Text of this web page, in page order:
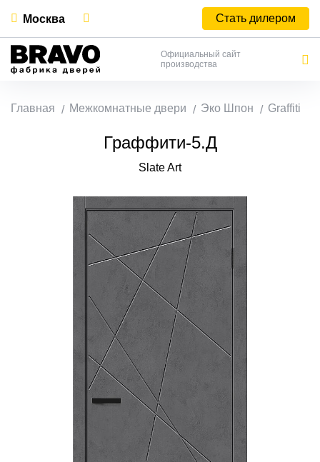
Москва Стать дилером
Официальный сайт
производства
Главная Межкомнатные двери Эко Шпон Graffiti
Граффити-5.Д
Slate Art